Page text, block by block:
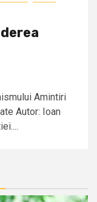
Amintiri
Autor: Ioan